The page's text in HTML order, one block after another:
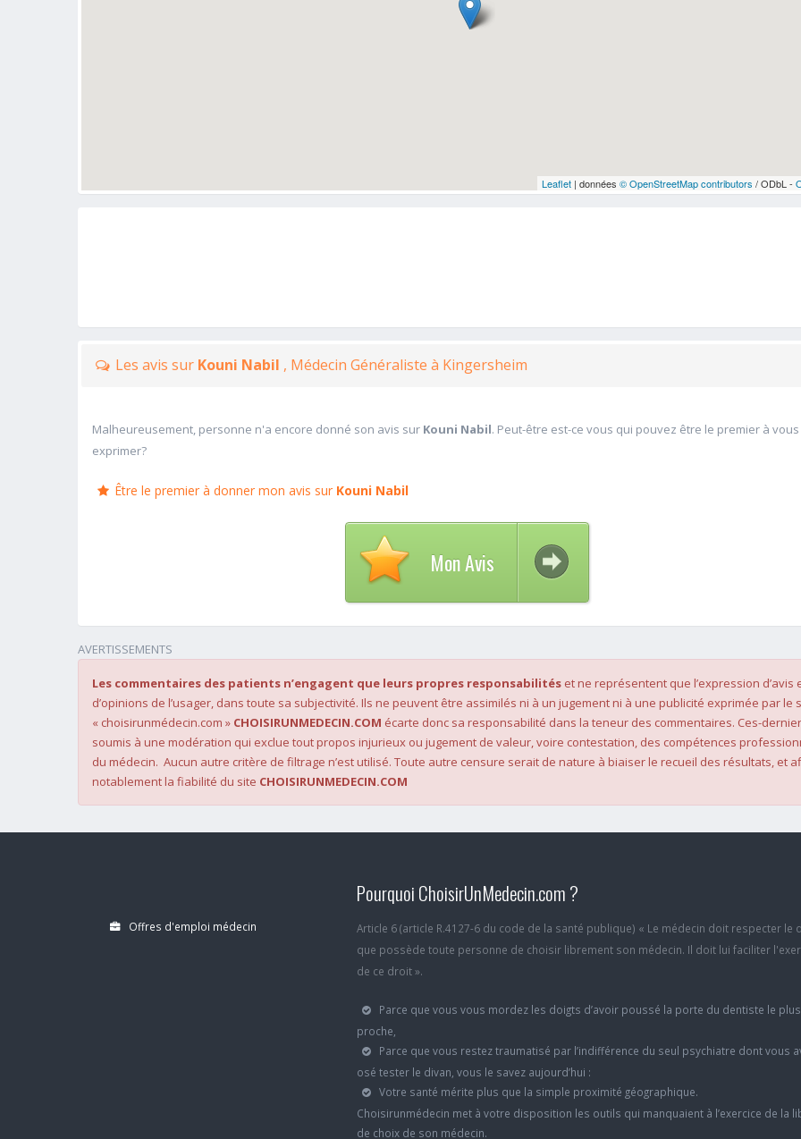
Leaflet| données © OpenStreetMap contributors / ODbL -
Les avis sur Kouni Nabil , Médecin Généraliste à Kingersheim
Malheureusement, personne n'a encore donné son avis sur Kouni Nabil. Peut-être est-ce vous qui pouvez être le premier à vous
exprimer?
Être le premier à donner mon avis sur Kouni Nabil
Mon Avis
AVERTISSEMENTS
Les commentaires des patients n’engagent que leurs propres responsabilités et ne représentent que l’expression d’avis
d’opinions de l’usager, dans toute sa subjectivité. Ils ne peuvent être assimilés ni à un jugement ni à une publicité exprimée par le
« choisirunmédecin.com » CHOISIRUNMEDECIN.COM écarte donc sa responsabilité dans la teneur des commentaires. Ces-
soumis à une modération qui exclue tout propos injurieux ou jugement de valeur, voire contestation, des compétences
du médecin. Aucun autre critère de filtrage n’est utilisé. Toute autre censure serait de nature à biaiser le recueil des résultats, et
notablement la fiabilité du site CHOISIRUNMEDECIN.COM
Offres d'emploi médecin
Pourquoi ChoisirUnMedecin.com ?
Article 6 (article R.4127-6 du code de la santé publique) « Le médecin doit respecter le
que possède toute personne de choisir librement son médecin. Il doit lui faciliter
de ce droit ».
Parce que vous vous mordez les doigts d’avoir poussé la porte du dentiste le plus
proche,
Parce que vous restez traumatisé par l’indifférence du seul psychiatre dont vous
osé tester le divan, vous le savez aujourd’hui :
Votre santé mérite plus que la simple proximité géographique.
Choisirunmédecin met à votre disposition les outils qui manquaient à l’exercice de la
de choix de son médecin.